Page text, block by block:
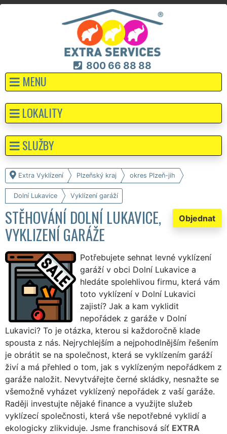
800 66 88 88
MENU
Extra Vyklízení Plzeňský kraj okres Plzeň-jih
Dolní Lukavice Vyklízení garáží
Objednat
STĚHOVÁNÍ DOLNÍ LUKAVICE,
VYKLIZENÍ GARÁŽE
Potřebujete sehnat levné vyklízení
garáží v obci Dolní Lukavice a
hledáte spolehlivou firmu, která vám
toto vyklízení v Dolní Lukavici
zajistí? Jak a kam vyklidit
nepořádek z garáže v Dolní
Lukavici? To je otázka, kterou si každoročně klade
spousta z nás. Nejrychlejším a nejpohodlnějším řešením
je obrátit se na společnost, která se vyklízením garáží
živí a má přehled o tom, jak s vyklízeným nepořádkem z
garáže naložit. Nevytvářejte černé skládky, nesnažte se
všemožně vyházet vyklízený nepořádek z vaší garáže.
Raději investujte nějaké finance a využijte služeb
vyklízecí společnosti, která vše nepotřebné vyklidí a
ekologicky zlikviduje. Jsme franchisová síť EXTRA
LOKALITY
SLUŽBY